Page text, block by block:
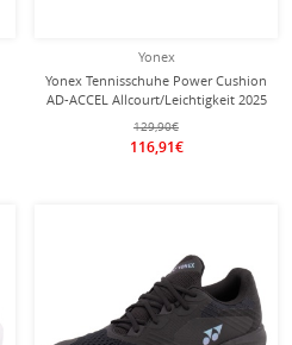
Yonex
Yonex Tennisschuhe Power Cushion
AD-ACCEL Allcourt/Leichtigkeit 2025
weiss/orange Herren
129,90€
116,91€